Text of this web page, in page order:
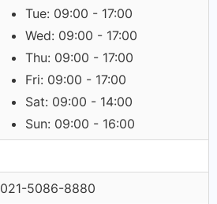
Tue: 09:00 - 17:00
Wed: 09:00 - 17:00
Thu: 09:00 - 17:00
Fri: 09:00 - 17:00
Sat: 09:00 - 14:00
Sun: 09:00 - 16:00
021-5086-8880